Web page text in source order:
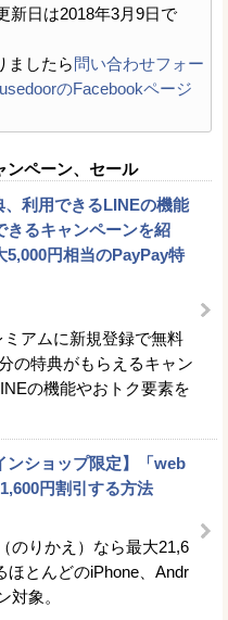
新日は2018年3月9日で
ましたら問い合わせフォー
usedoorのFacebookページ
ンペーン、セール
、利用できるLINEの機能
きるキャンペーンを紹
円相当のPayPay特
アムに新規登録で無料
の特典がもらえるキャン
の機能やおトク要素を
ンショップ限定】「web
円割引する方法
のりかえ）なら最大21,6
ほとんどのiPhone、Andr
対象。